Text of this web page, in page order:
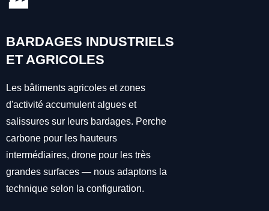
BARDAGES INDUSTRIELS
ET AGRICOLES
Les bâtiments agricoles et zones
d'activité accumulent algues et
salissures sur leurs bardages. Perche
carbone pour les hauteurs
intermédiaires, drone pour les très
grandes surfaces — nous adaptons la
technique selon la configuration.